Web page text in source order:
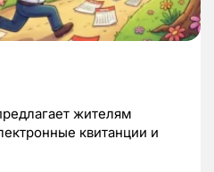
жителям
квитанции и